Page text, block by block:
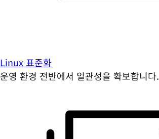
Linux 표준화
운영 환경 전반에서 일관성을 확보합니다.